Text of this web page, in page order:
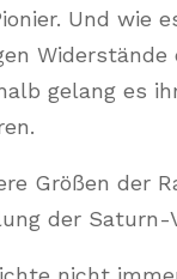
Und
gelang es
Größen der
der